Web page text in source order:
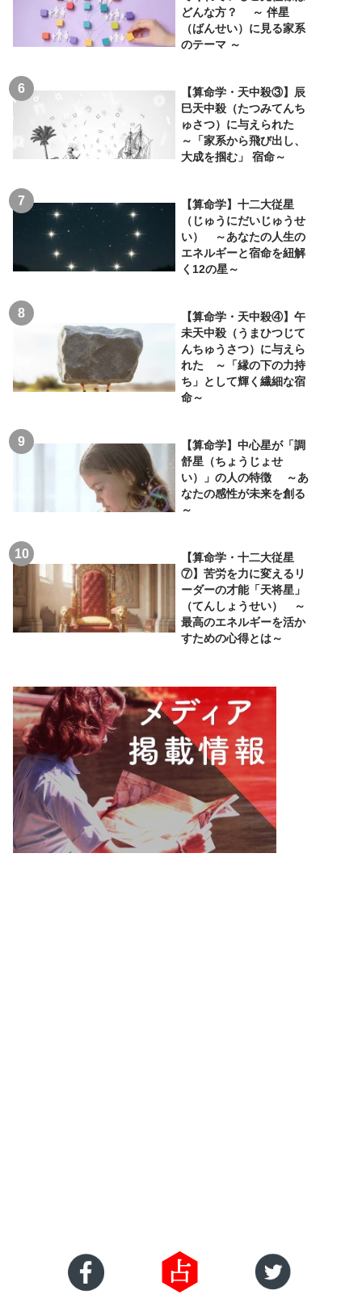
どんな方？ ～ 伴星
（ばんせい）に見る家系
のテーマ ～
【算命学・天中殺③】辰
巳天中殺（たつみてんち
ゅさつ）に与えられた
～「家系から飛び出し、
大成を掴む」 宿命～
【算命学】十二大従星
（じゅうにだいじゅうせ
い） ～あなたの人生の
エネルギーと宿命を紐解
く12の星～
【算命学・天中殺④】午
未天中殺（うまひつじて
んちゅうさつ）に与えら
れた ～「縁の下の力持
ち」として輝く繊細な宿
命～
【算命学】中心星が「調
舒星（ちょうじょせ
い）」の人の特徴 ～あ
なたの感性が未来を創る
～
【算命学・十二大従星
⑦】苦労を力に変えるリ
ーダーの才能「天将星」
（てんしょうせい） ～
最高のエネルギーを活か
すための心得とは～